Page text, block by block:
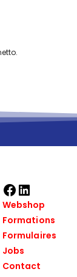
Webshop
Formations
Formulaires
Jobs
Contact